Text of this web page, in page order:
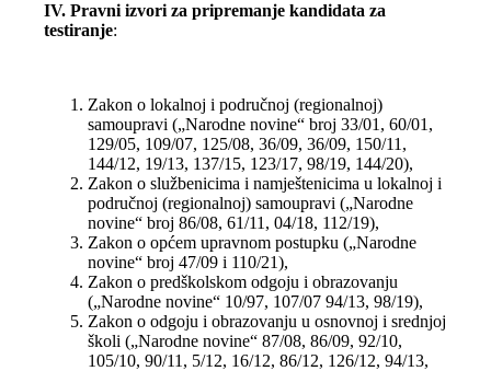
IV. Pravni izvori za pripremanje kandidata za
testiranje:
Zakon o lokalnoj i područnoj (regionalnoj)
samoupravi („Narodne novine“ broj 33/01, 60/01,
129/05, 109/07, 125/08, 36/09, 36/09, 150/11,
144/12, 19/13, 137/15, 123/17, 98/19, 144/20),
Zakon o službenicima i namještenicima u lokalnoj i
područnoj (regionalnoj) samoupravi („Narodne
novine“ broj 86/08, 61/11, 04/18, 112/19),
Zakon o općem upravnom postupku („Narodne
novine“ broj 47/09 i 110/21),
Zakon o predškolskom odgoju i obrazovanju
(„Narodne novine“ 10/97, 107/07 94/13, 98/19),
Zakon o odgoju i obrazovanju u osnovnoj i srednjoj
školi („Narodne novine“ 87/08, 86/09, 92/10,
105/10, 90/11, 5/12, 16/12, 86/12, 126/12, 94/13,